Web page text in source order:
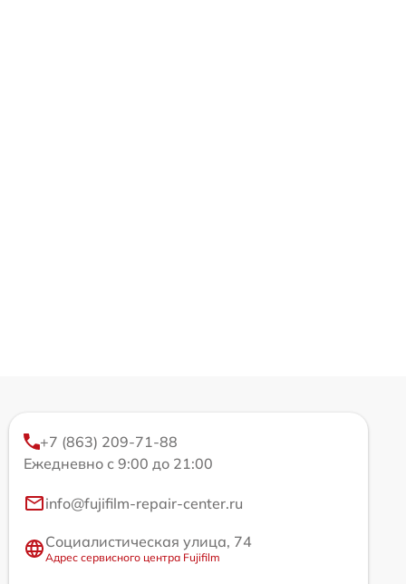
+7 (863) 209-71-88
Ежедневно с 9:00 до 21:00
info@fujifilm-repair-center.ru
Социалистическая улица, 74
Адрес сервисного центра Fujifilm